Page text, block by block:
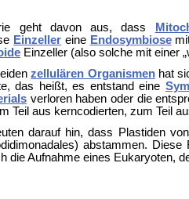
geht davon aus, dass
Einzeller eine Endosymbiose
Einzeller (also solche mit einer
zellulären Organismenhat
das heißt, es entstand eine
verloren haben oder die
Teil aus kerncodierten, zum Teil
darauf hin, dass Plastiden
abstammen.
die Aufnahme eines Eukaryoten,